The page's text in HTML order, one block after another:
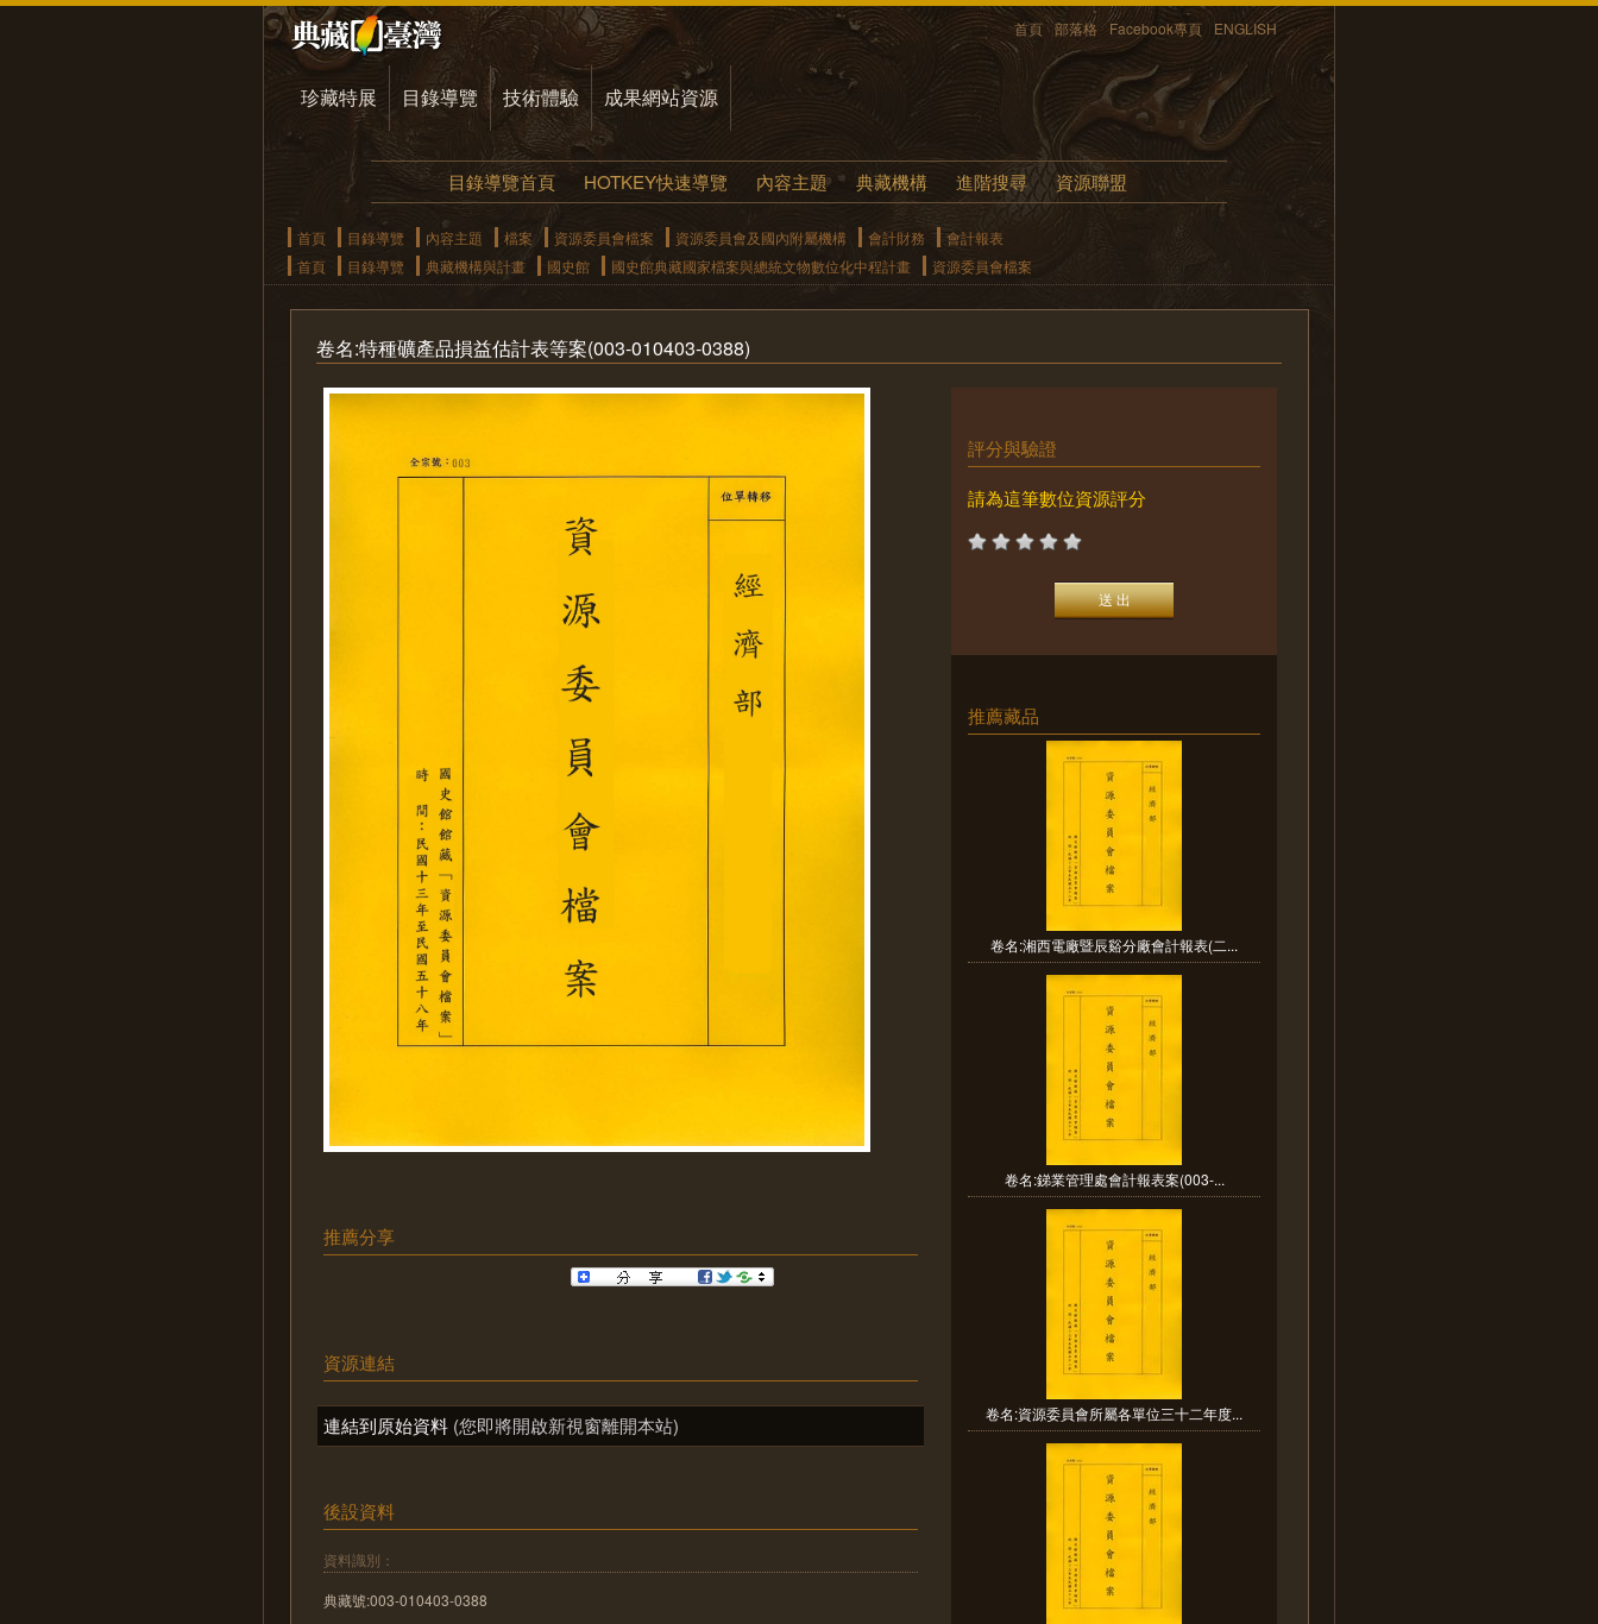
首頁 部落格 Facebook專頁 ENGLISH
珍藏特展 目錄導覽 技術體驗 成果網站資源
目錄導覽首頁 HOTKEY快速導覽 內容主題 典藏機構 進階搜尋 資源聯盟
首頁 目錄導覽 內容主題 檔案 資源委員會檔案 資源委員會及國內附屬機構 會計財務
會計報表
首頁
目錄導覽 典藏機構與計畫 國史館 國史館典藏國家檔案與總統文物數位化中程計畫 資源委員會檔案
卷名:特種礦產品損益估計表等案(003-010403-0388)
推薦分享
資源連結
連結到原始資料 (您即將開啟新視窗離開本站)
後設資料
資料識別：
典藏號:003-010403-0388
評分與驗證
請為這筆數位資源評分
推薦藏品
卷名:湘西電廠暨辰谿分廠會計報表(二...
卷名:銻業管理處會計報表案(003-...
卷名:資源委員會所屬各單位三十二年度...